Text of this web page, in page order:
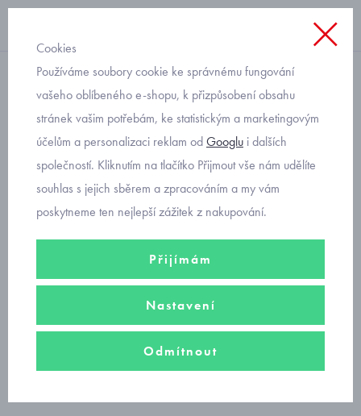
s dlouhým rukávem
pruhované elastické triko s
flitry Mayoral 3021
Cookies
Používáme soubory cookie ke správnému fungování
vašeho oblíbeného e-shopu, k přizpůsobení obsahu
stránek vašim potřebám, ke statistickým a marketingovým
účelům a personalizaci reklam odGooglu i dalších
společností. Kliknutím na tlačítko Přijmout vše nám udělíte
souhlas s jejich sběrem a zpracováním a my vám
poskytneme ten nejlepší zážitek z nakupování.
Přijímám
Nastavení
Odmítnout